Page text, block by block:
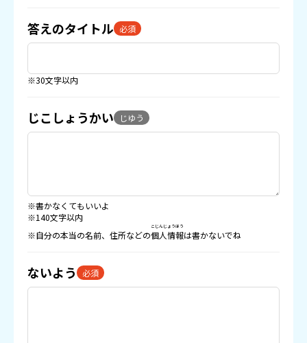
答えのタイトル 必須
※30文字以内
じこしょうかい じゆう
※書かなくてもいいよ
※140文字以内
※自分の本当の名前、住所などの個人情報
こじんじょうほう
は書かないでね
ないよう 必須